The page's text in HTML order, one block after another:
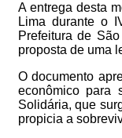
A entrega desta
Lima durante o
Prefeitura de
proposta de uma
O documento
econômico para
Solidária, que
propicia a